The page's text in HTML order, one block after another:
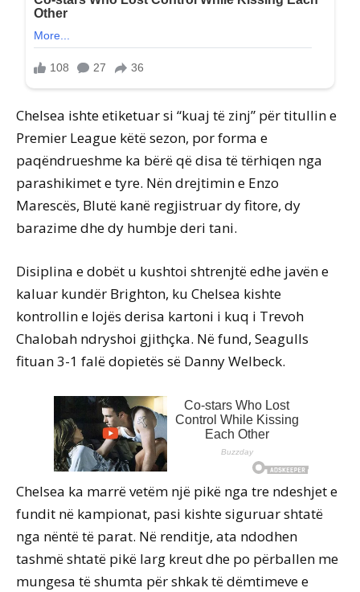
Chelsea ishte etiketuar si “kuaj të zinj” për titullin e
Premier League këtë sezon, por forma e
paqëndrueshme ka bërë që disa të tërhiqen nga
parashikimet e tyre. Nën drejtimin e Enzo
Marescës, Blutë kanë regjistruar dy fitore, dy
barazime dhe dy humbje deri tani.
Disiplina e dobët u kushtoi shtrenjtë edhe javën e
kaluar kundër Brighton, ku Chelsea kishte
kontrollin e lojës derisa kartoni i kuq i Trevoh
Chalobah ndryshoi gjithçka. Në fund, Seagulls
fituan 3-1 falë dopietës së Danny Welbeck.
Chelsea ka marrë vetëm një pikë nga tre ndeshjet e
fundit në kampionat, pasi kishte siguruar shtatë
nga nëntë të parat. Në renditje, ata ndodhen
tashmë shtatë pikë larg kreut dhe po përballen me
mungesa të shumta për shkak të dëmtimeve e